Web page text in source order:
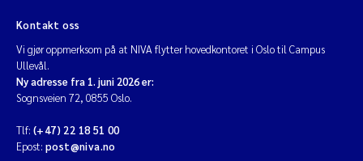
Kontakt oss
Vi gjør oppmerksom på at NIVA flytter hovedkontoret i Oslo til Campus
Ullevål.
Ny adresse fra 1. juni 2026 er:
Sognsveien 72, 0855 Oslo.
Tlf: (+47) 22 18 51 00
Epost: post@niva.no